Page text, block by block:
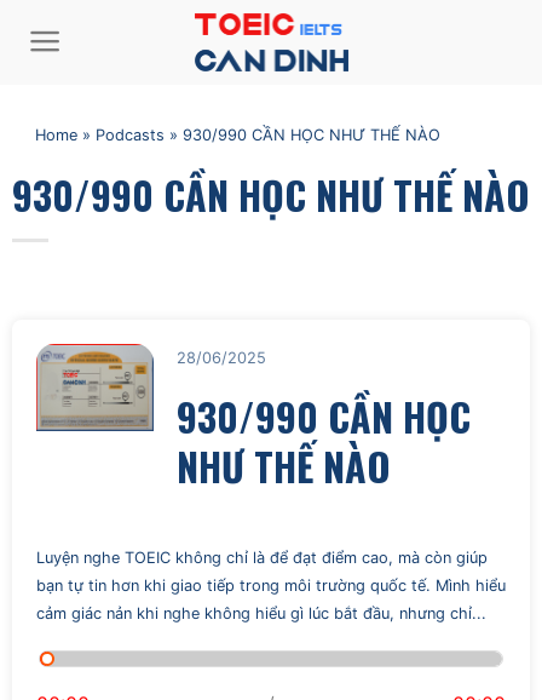
qua
Home » Podcasts » 930/990 CẦN HỌC NHƯ THẾ NÀO
930/990 CẦN HỌC NHƯ THẾ NÀO
28/06/2025
930/990 CẦN HỌC
NHƯ THẾ NÀO
Luyện nghe TOEIC không chỉ là để đạt điểm cao, mà còn giúp
bạn tự tin hơn khi giao tiếp trong môi trường quốc tế. Mình hiểu
cảm giác nản khi nghe không hiểu gì lúc bắt đầu, nhưng chỉ...